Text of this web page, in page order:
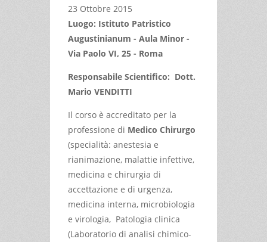
23 Ottobre 2015
Luogo: Istituto Patristico
Augustinianum - Aula Minor -
Via Paolo VI, 25 - Roma
Responsabile Scientifico: Dott.
Mario VENDITTI
Il corso è accreditato per la
professione di Medico Chirurgo
(specialità: anestesia e
rianimazione, malattie infettive,
medicina e chirurgia di
accettazione e di urgenza,
medicina interna, microbiologia
e virologia, Patologia clinica
(Laboratorio di analisi chimico-